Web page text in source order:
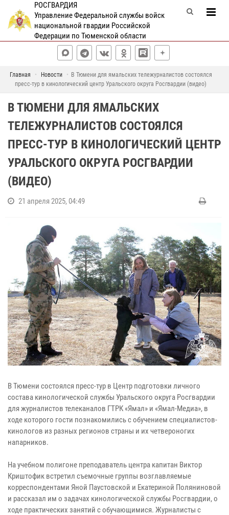
РОСГВАРДИЯ
Управление Федеральной службы войск
национальной гвардии Российской
Федерации по Тюменской области
Главная Новости
В Тюмени для ямальских тележурналистов состоялся
пресс-тур в кинологический центр Уральского округа Росгвардии (видео)
В ТЮМЕНИ ДЛЯ ЯМАЛЬСКИХ
ТЕЛЕЖУРНАЛИСТОВ СОСТОЯЛСЯ
ПРЕСС-ТУР В КИНОЛОГИЧЕСКИЙ ЦЕНТР
УРАЛЬСКОГО ОКРУГА РОСГВАРДИИ
(ВИДЕО)
21 апреля 2025, 04:49
В Тюмени состоялся пресс-тур в Центр подготовки личного
состава кинологической службы Уральского округа Росгвардии
для журналистов телеканалов ГТРК «Ямал» и «Ямал-Медиа», в
ходе которого гости познакомились с обучением специалистов-
кинологов из разных регионов страны и их четвероногих
напарников.
На учебном полигоне преподаватель центра капитан Виктор
Криштофик встретил съемочные группы возглавляемые
корреспондентами Яной Паустовской и Екатериной Поляниновой
и рассказал им о задачах кинологической службы Росгвардии, о
ходе практических занятий с обучающимися. Журналисты с